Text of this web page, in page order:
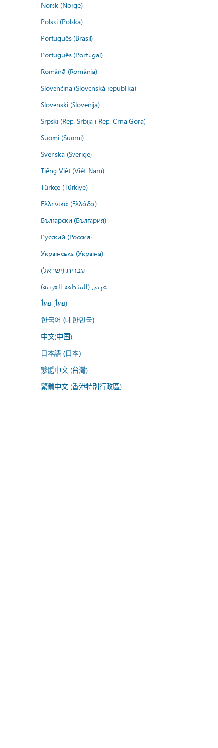
Norsk (Norge)
Polski (Polska)
Português (Brasil)
Português (Portugal)
Română (România)
Slovenčina (Slovenská republika)
Slovenski (Slovenija)
Srpski (Rep. Srbija i Rep. Crna Gora)
Suomi (Suomi)
Svenska (Sverige)
Tiếng Việt (Việt Nam)
Türkçe (Türkiye)
Ελληνικά (Ελλάδα)
Български (България)
Русский (Россия)
Українська (Україна)
עברית (ישראל)
عربي (المنطقة العربية)
ไทย (ไทย)
한국어 (대한민국)
中文(中国)
日本語 (日本)
繁體中文 (台灣)
繁體中文 (香港特別行政區)